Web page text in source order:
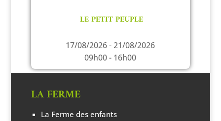
LE PETIT PEUPLE
17/08/2026 - 21/08/2026
09h00 - 16h00
LA FERME
La Ferme des enfants